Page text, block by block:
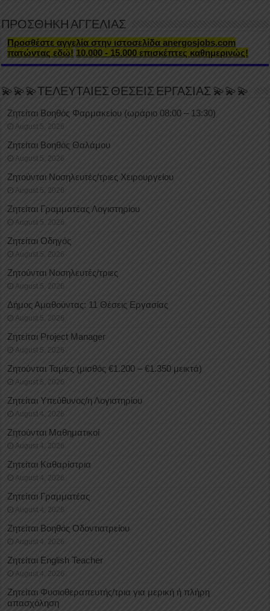
ΠΡΟΣΘΗΚΗ ΑΓΓΕΛΙΑΣ
Προσθέστε αγγελία στην ιστοσελίδα anergosjobs.com
πατώντας εδώ! 10.000 - 15.000 επισκέπτες καθημερινώς!
💫💫💫ΤΕΛΕΥΤΑΙΕΣ ΘΕΣΕΙΣ ΕΡΓΑΣΙΑΣ 💫💫💫
Ζητείται Βοηθός Φαρμακείου (ωράριο 08:00 – 13:30)
August 5, 2026
Ζητείται Βοηθός Θαλάμου
August 5, 2026
Ζητούνται Νοσηλευτές/τριες Χειρουργείου
August 5, 2026
Ζητείται Γραμματέας Λογιστηρίου
August 5, 2026
Ζητείται Οδηγός
August 5, 2026
Ζητούνται Νοσηλευτές/τριες
August 5, 2026
Δήμος Αμαθούντας: 11 Θέσεις Εργασίας
August 5, 2026
Ζητείται Project Manager
August 5, 2026
Ζητούνται Ταμίες (μισθός €1.200 – €1.350 μεικτά)
August 5, 2026
Ζητείται Υπεύθυνος/η Λογιστηρίου
August 4, 2026
Ζητούνται Μαθηματικοί
August 4, 2026
Ζητείται Καθαρίστρια
August 4, 2026
Ζητείται Γραμματέας
August 4, 2026
Ζητείται Βοηθός Οδοντιατρείου
August 4, 2026
Ζητείται English Teacher
August 4, 2026
Ζητείται Φυσιοθεραπευτής/τρια για μερική ή πλήρη
απασχόληση